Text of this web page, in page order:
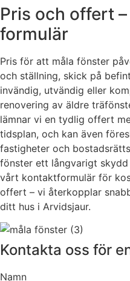
Pris och offert
formulär
Pris för att måla fönster
och ställning, skick på
invändig, utvändig eller
renovering av äldre
lämnar vi en tydlig offert
tidsplan, och kan även
fastigheter och
fönster ett långvarigt
vårt kontaktformulär för
offert – vi återkopplar
ditt hus i Arvidsjaur.
Kontakta oss för
Namn